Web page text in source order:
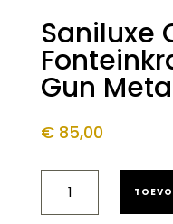
Saniluxe
Gun
€85,00
OPBOUW
FONTEINKRAAN